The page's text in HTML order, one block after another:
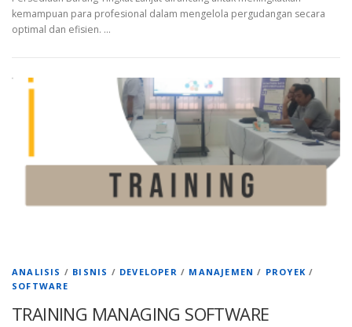
kemampuan para profesional dalam mengelola pergudangan secara
optimal dan efisien. …
ANALISIS / BISNIS / DEVELOPER / MANAJEMEN / PROYEK /
SOFTWARE
TRAINING MANAGING SOFTWARE